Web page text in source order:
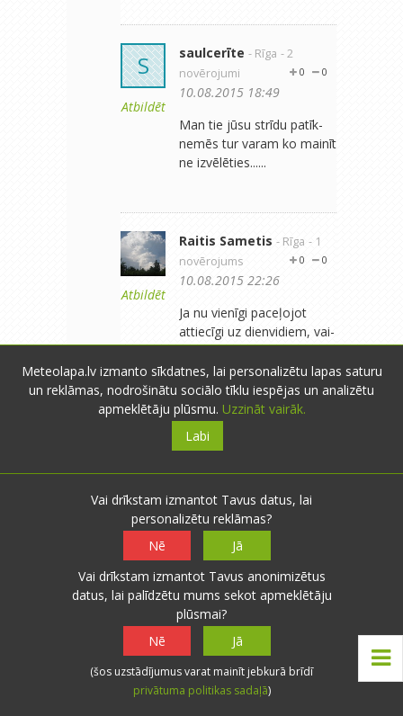
S
Atbildēt
saulcerīte - Rīga - 2
novērojumi
0
0
10.08.2015 18:49
Man tie jūsu strīdu patīk-
nemēs tur varam ko mainīt
ne izvēlēties......
Atbildēt
Raitis Sametis - Rīga - 1
novērojums
0
0
10.08.2015 22:26
Ja nu vienīgi paceļojot
attiecīgi uz dienvidiem, vai-
taisni otrādi- uz ziemeļiem.
Līdzīgi kā daudziem
amerikāņiem, arī Ilmāram
Dzenim (slavenajam
dziesminiekam) ir viena
māja Floridā un otra kaut
lightning - Līvāni
novērojumi
0
0
10.08.2015 23:39
Man enerģija pazūd
rudens otrajā pusē, ja
iestājas ilgstošs slapjš un
tumšs laiks ar lielu
Meteolapa.lv izmanto sīkdatnes, lai personalizētu lapas saturu
un reklāmas, nodrošinātu sociālo tīklu iespējas un analizētu
apmeklētāju plūsmu. Uzzināt vairāk.
Labi
Vai drīkstam izmantot Tavus datus, lai
personalizētu reklāmas?
Nē
Jā
Vai drīkstam izmantot Tavus anonimizētus
datus, lai palīdzētu mums sekot apmeklētāju
plūsmai?
Nē
Jā
(šos uzstādījumus varat mainīt jebkurā brīdī
privātuma politikas sadaļā)